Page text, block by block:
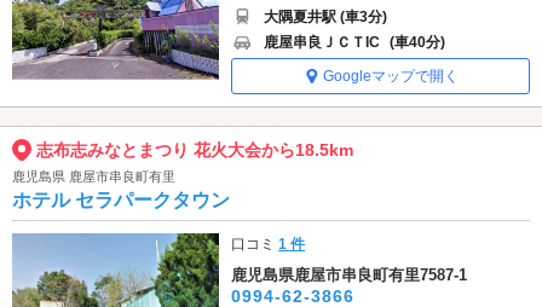
大隅夏井駅 (車3分)
鹿屋串良ＪＣＴIC (車40分)
Googleマップで開く
志布志みなとまつり 花火大会から18.5km
鹿児島県 鹿屋市串良町有里
ホテル セラパークタウン
口コミ1 件
鹿児島県鹿屋市串良町有里7587-1
0994-62-3866